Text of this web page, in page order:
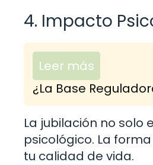
4. Impacto
Leer más
¿La Base
La jubilación no solo
psicológico. La
tu calidad de vida.